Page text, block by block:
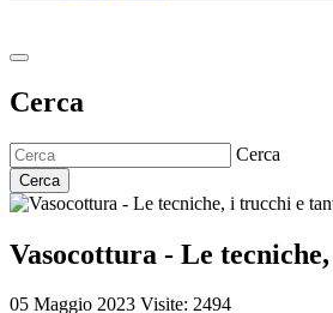
Cerca
Cerca
Cerca
Vasocottura - Le
05 Maggio 2023 Visite: 2494